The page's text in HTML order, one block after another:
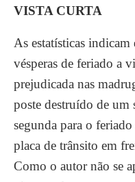
VISTA CURTA
As estatísticas indicam
vésperas de feriado a
prejudicada nas
poste destruído de um
segunda para o
placa de trânsito em
Como o autor não se